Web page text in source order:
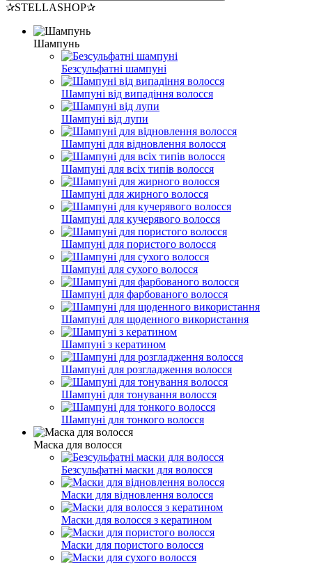
✰STELLASHOP✰
Шампунь
Безсульфатні шампуні
Шампуні від випадіння волосся
Шампуні від лупи
Шампуні для відновлення волосся
Шампуні для всіх типів волосся
Шампуні для жирного волосся
Шампуні для кучерявого волосся
Шампуні для пористого волосся
Шампуні для сухого волосся
Шампуні для фарбованого волосся
Шампуні для щоденного використання
Шампуні з кератином
Шампуні для розгладження волосся
Шампуні для тонування волосся
Шампуні для тонкого волосся
Маска для волосся
Безсульфатні маски для волосся
Маски для відновлення волосся
Маски для волосся з кератином
Маски для пористого волосся